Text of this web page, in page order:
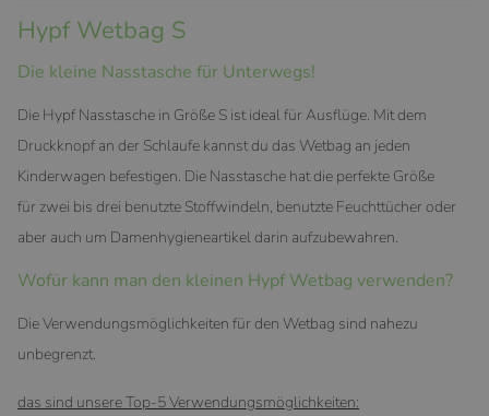
Hypf Wetbag S
Die kleine Nasstasche für Unterwegs!
Die Hypf Nasstasche in Größe S ist ideal für Ausflüge. Mit dem
Druckknopf an der Schlaufe kannst du das Wetbag an jeden
Kinderwagen befestigen. Die Nasstasche hat die perfekte Größe
für zwei bis drei benutzte Stoffwindeln, benutzte Feuchttücher oder
aber auch um Damenhygieneartikel darin aufzubewahren.
Wofür kann man den kleinen Hypf Wetbag verwenden?
Die Verwendungsmöglichkeiten für den Wetbag sind nahezu
unbegrenzt.
das sind unsere Top-5 Verwendungsmöglichkeiten: